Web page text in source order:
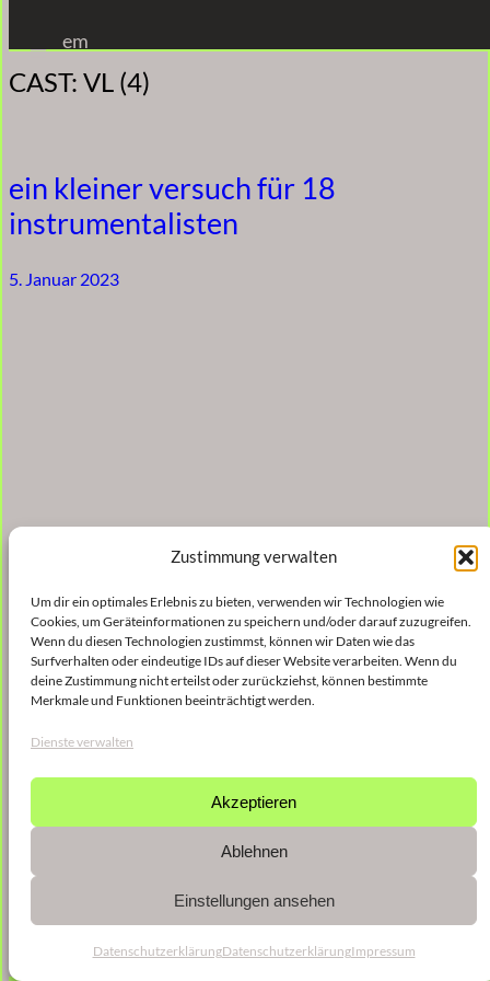
Zustimmung verwalten
Um dir ein optimales Erlebnis zu bieten, verwenden wir Technologien wie
Cookies, um Geräteinformationen zu speichern und/oder darauf zuzugreifen.
Wenn du diesen Technologien zustimmst, können wir Daten wie das
Surfverhalten oder eindeutige IDs auf dieser Website verarbeiten. Wenn du
deine Zustimmung nicht erteilst oder zurückziehst, können bestimmte
Merkmale und Funktionen beeinträchtigt werden.
Dienste verwalten
Akzeptieren
Ablehnen
Einstellungen ansehen
DatenschutzerklärungDatenschutzerklärungImpressum
Inhalt
springen
em
CAST: VL (4)
ein kleiner versuch für 18
instrumentalisten
5. Januar 2023